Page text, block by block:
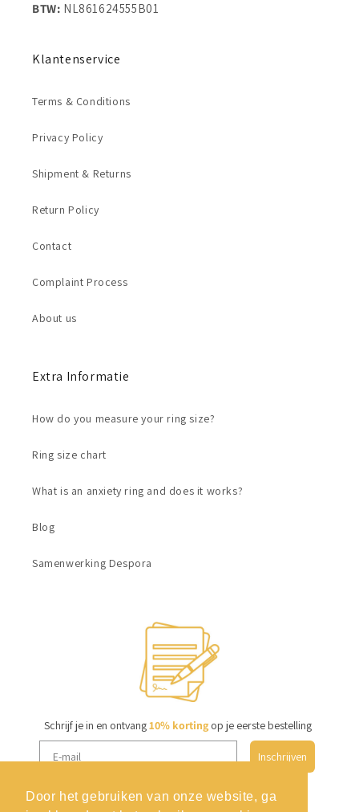
Door het gebruiken van onze website, ga
BTW: NL861624555B01
Klantenservice
Terms & Conditions
Privacy Policy
Shipment & Returns
Return Policy
Contact
Complaint Process
About us
Extra Informatie
How do you measure your ring size?
Ring size chart
What is an anxiety ring and does it works?
Blog
Samenwerking Despora
Schrijf je in en ontvang10% korting op je eerste bestelling
Inschrijven